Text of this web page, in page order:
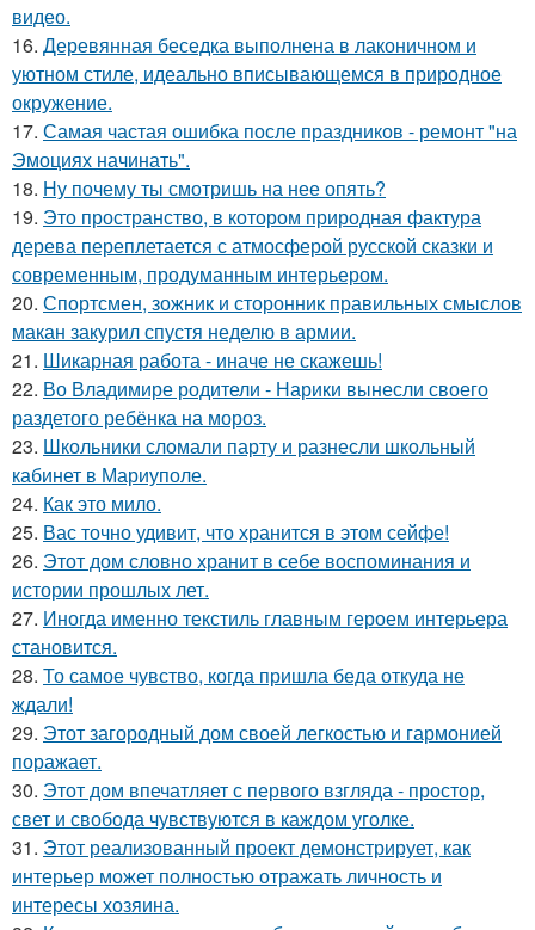
видео.
16. Деревянная беседка выполнена в лаконичном и
уютном стиле, идеально вписывающемся в природное
окружение.
17. Самая частая ошибка после праздников - ремонт "на
Эмоциях начинать".
18. Ну почему ты смотришь на нее опять?
19. Это пространство, в котором природная фактура
дерева переплетается с атмосферой русской сказки и
современным, продуманным интерьером.
20. Спортсмен, зожник и сторонник правильных смыслов
макан закурил спустя неделю в армии.
21. Шикарная работа - иначе не скажешь!
22. Во Владимире родители - Нарики вынесли своего
раздетого ребёнка на мороз.
23. Школьники сломали парту и разнесли школьный
кабинет в Мариуполе.
24. Как это мило.
25. Вас точно удивит, что хранится в этом сейфе!
26. Этот дом словно хранит в себе воспоминания и
истории прошлых лет.
27. Иногда именно текстиль главным героем интерьера
становится.
28. То самое чувство, когда пришла беда откуда не
ждали!
29. Этот загородный дом своей легкостью и гармонией
поражает.
30. Этот дом впечатляет с первого взгляда - простор,
свет и свобода чувствуются в каждом уголке.
31. Этот реализованный проект демонстрирует, как
интерьер может полностью отражать личность и
интересы хозяина.